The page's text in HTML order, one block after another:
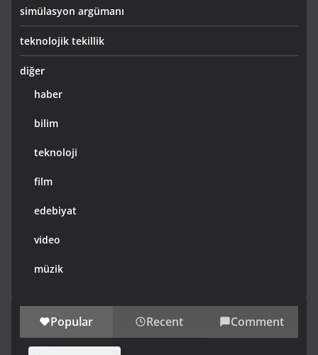
simülasyon argümanı
teknolojik tekillik
diğer
haber
bilim
teknoloji
film
edebiyat
video
müzik
Popular Recent Comment